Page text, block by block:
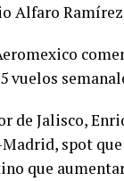
Alfaro Ramírez
vuelos
de Jalisco,
spot
que